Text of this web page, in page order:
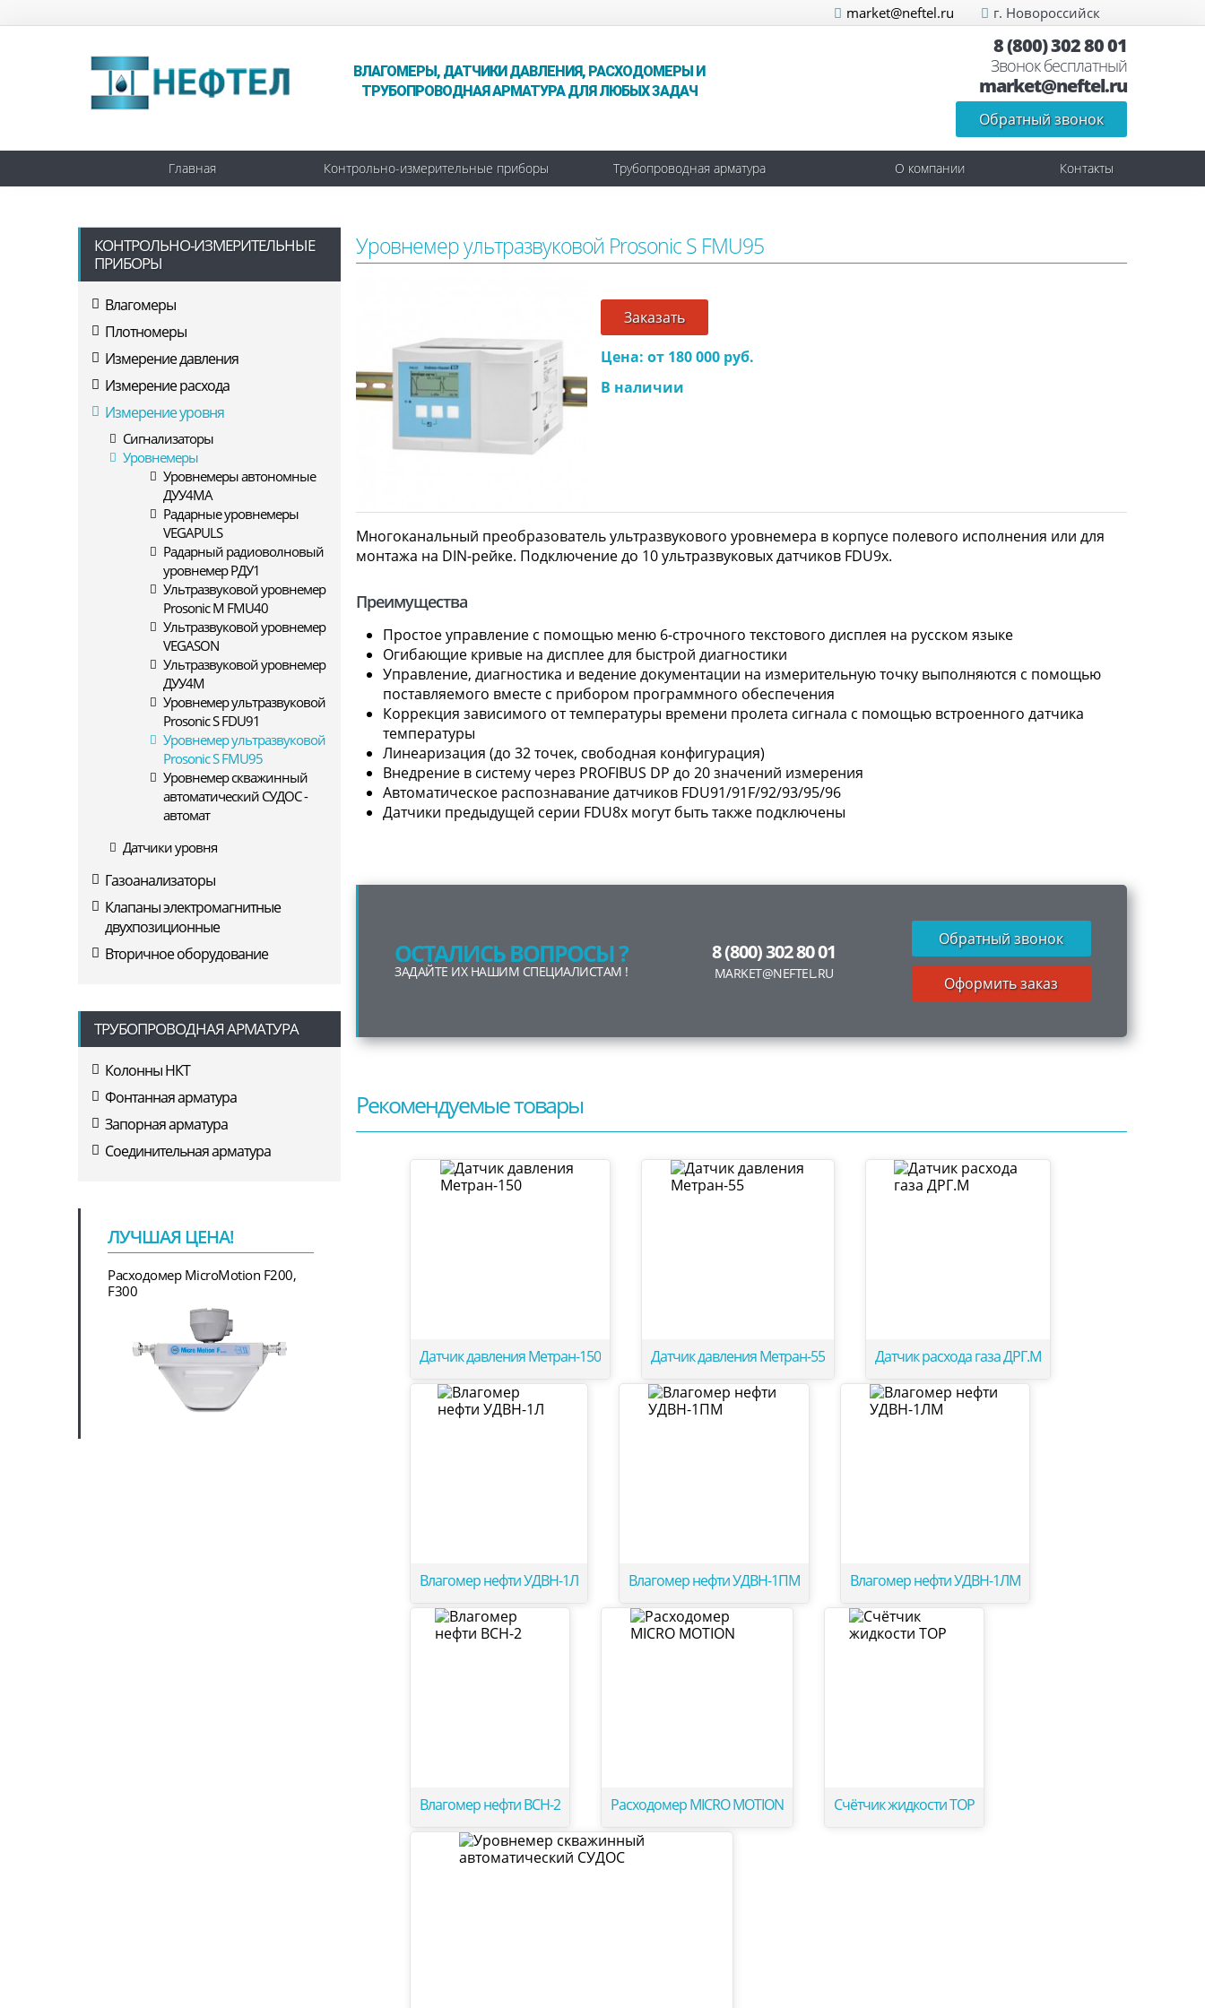
market@neftel.ru г. Новороссийск
ВЛАГОМЕРЫ, ДАТЧИКИ ДАВЛЕНИЯ, РАСХОДОМЕРЫ И
ТРУБОПРОВОДНАЯ АРМАТУРА ДЛЯ ЛЮБЫХ ЗАДАЧ
8 (800) 302 80 01
Звонок бесплатный
market@neftel.ru
Обратный звонок
Главная Контрольно-измерительные приборы Трубопроводная арматура О компании Контакты
КОНТРОЛЬНО-ИЗМЕРИТЕЛЬНЫЕ
ПРИБОРЫ
Влагомеры
Плотномеры
Измерение давления
Измерение расхода
Измерение уровня
Сигнализаторы
Уровнемеры
Уровнемеры автономные
ДУУ4МА
Радарные уровнемеры
VEGAPULS
Радарный радиоволновый
уровнемер РДУ1
Ультразвуковой уровнемер
Prosonic M FMU40
Ультразвуковой уровнемер
VEGASON
Ультразвуковой уровнемер
ДУУ4М
Уровнемер ультразвуковой
Prosonic S FDU91
Уровнемер ультразвуковой
Prosonic S FMU95
Уровнемер скважинный
автоматический СУДОС -
автомат
Датчики уровня
Газоанализаторы
Клапаны электромагнитные
двухпозиционные
Вторичное оборудование
ТРУБОПРОВОДНАЯ АРМАТУРА
Колонны НКТ
Фонтанная арматура
Запорная арматура
Соединительная арматура
ЛУЧШАЯ ЦЕНА!
Расходомер MicroMotion F200,
F300
Уровнемер ультразвуковой Prosonic S FMU95
Заказать
Цена: от 180 000 руб.
В наличии
Многоканальный преобразователь ультразвукового уровнемера в корпусе полевого исполнения или для
монтажа на DIN-рейке. Подключение до 10 ультразвуковых датчиков FDU9х.
Преимущества
Простое управление с помощью меню 6-строчного текстового дисплея на русском языке
Огибающие кривые на дисплее для быстрой диагностики
Управление, диагностика и ведение документации на измерительную точку выполняются с помощью
поставляемого вместе с прибором программного обеспечения
Коррекция зависимого от температуры времени пролета сигнала с помощью встроенного датчика
температуры
Линеаризация (до 32 точек, свободная конфигурация)
Внедрение в систему через PROFIBUS DP до 20 значений измерения
Автоматическое распознавание датчиков FDU91/91F/92/93/95/96
Датчики предыдущей серии FDU8x могут быть также подключены
ОСТАЛИСЬ ВОПРОСЫ ?
ЗАДАЙТЕ ИХ НАШИМ СПЕЦИАЛИСТАМ !
8 (800) 302 80 01
MARKET@NEFTEL.RU
Обратный звонок
Оформить заказ
Рекомендуемые товары
Датчик давления Метран-150 Датчик давления Метран-55 Датчик расхода газа ДРГ.М
Влагомер нефти УДВН-1Л Влагомер нефти УДВН-1ПМ Влагомер нефти УДВН-1ЛМ
Влагомер нефти ВСН-2 Расходомер MICRO MOTION Счётчик жидкости ТОР